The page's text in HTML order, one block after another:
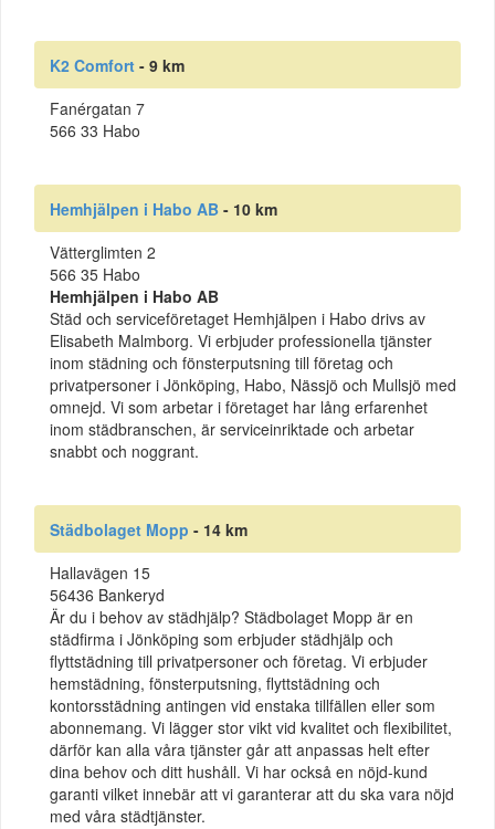
K2 Comfort - 9 km
Fanérgatan 7
566 33 Habo
Hemhjälpen i Habo AB - 10 km
Vätterglimten 2
566 35 Habo
Hemhjälpen i Habo AB
Städ och serviceföretaget Hemhjälpen i Habo drivs av
Elisabeth Malmborg. Vi erbjuder professionella tjänster
inom städning och fönsterputsning till företag och
privatpersoner i Jönköping, Habo, Nässjö och Mullsjö med
omnejd. Vi som arbetar i företaget har lång erfarenhet
inom städbranschen, är serviceinriktade och arbetar
snabbt och noggrant.
Städbolaget Mopp - 14 km
Hallavägen 15
56436 Bankeryd
Är du i behov av städhjälp? Städbolaget Mopp är en
städfirma i Jönköping som erbjuder städhjälp och
flyttstädning till privatpersoner och företag. Vi erbjuder
hemstädning, fönsterputsning, flyttstädning och
kontorsstädning antingen vid enstaka tillfällen eller som
abonnemang. Vi lägger stor vikt vid kvalitet och flexibilitet,
därför kan alla våra tjänster går att anpassas helt efter
dina behov och ditt hushåll. Vi har också en nöjd-kund
garanti vilket innebär att vi garanterar att du ska vara nöjd
med våra städtjänster.